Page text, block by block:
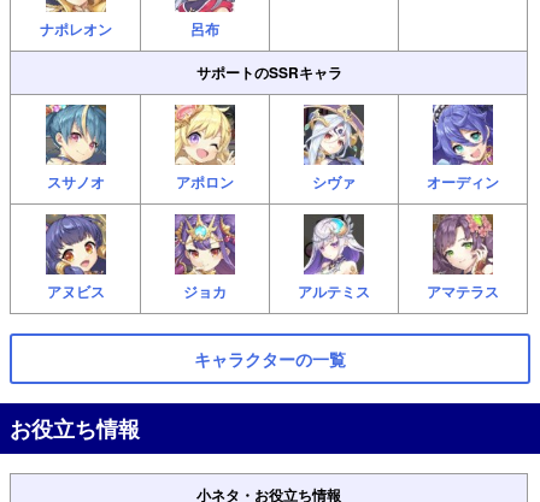
ナポレオン 呂布
サポートのSSRキャラ
スサノオ アポロン シヴァ オーディン
アヌビス ジョカ アルテミス アマテラス
キャラクターの一覧
お役立ち情報
小ネタ・お役立ち情報